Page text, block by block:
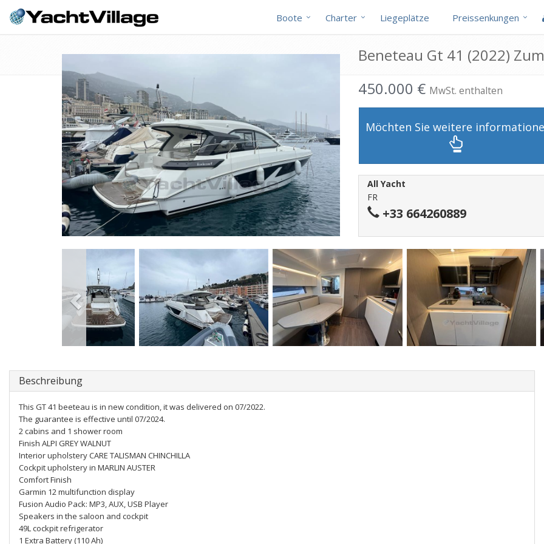
Boote Charter Liegeplätze Preissenkungen
Beneteau Gt 41 (2022)
450.000 € MwSt. enthalten
Möchten Sie weitere
All Yacht
FR
+33 664260889
Beschreibung
This GT 41 beeteau is in new condition, it was delivered on 07/2022.
The guarantee is effective until 07/2024.
2 cabins and 1 shower room
Finish ALPI GREY WALNUT
Interior upholstery CARE TALISMAN CHINCHILLA
Cockpit upholstery in MARLIN AUSTER
Comfort Finish
Garmin 12 multifunction display
Fusion Audio Pack: MP3, AUX, USB Player
Speakers in the saloon and cockpit
49L cockpit refrigerator
1 Extra Battery (110 Ah)